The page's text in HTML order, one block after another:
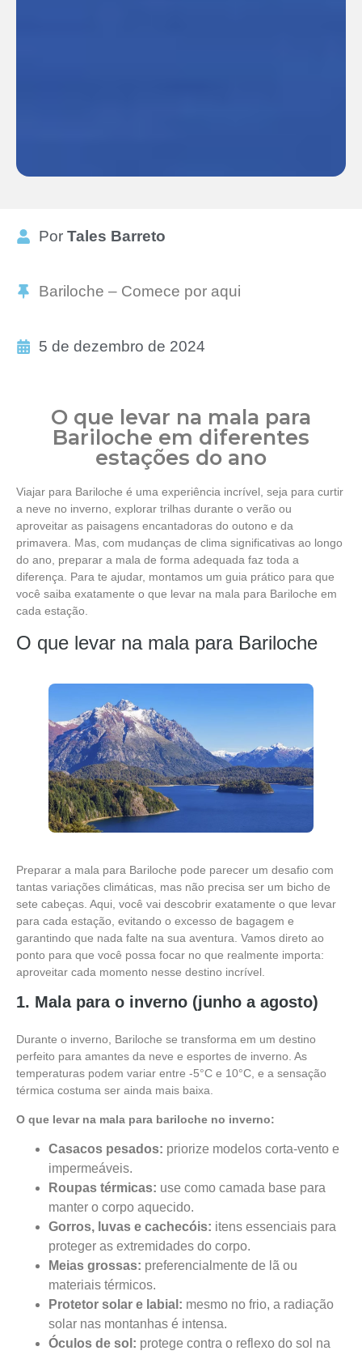
Por Tales Barreto
Bariloche – Comece por aqui
5 de dezembro de 2024
O que levar na mala para
Bariloche em diferentes
estações do ano
Viajar para Bariloche é uma experiência incrível, seja para curtir
a neve no inverno, explorar trilhas durante o verão ou
aproveitar as paisagens encantadoras do outono e da
primavera. Mas, com mudanças de clima significativas ao longo
do ano, preparar a mala de forma adequada faz toda a
diferença. Para te ajudar, montamos um guia prático para que
você saiba exatamente o que levar na mala para Bariloche em
cada estação.
O que levar na mala para Bariloche
Preparar a mala para Bariloche pode parecer um desafio com
tantas variações climáticas, mas não precisa ser um bicho de
sete cabeças. Aqui, você vai descobrir exatamente o que levar
para cada estação, evitando o excesso de bagagem e
garantindo que nada falte na sua aventura. Vamos direto ao
ponto para que você possa focar no que realmente importa:
aproveitar cada momento nesse destino incrível.
1. Mala para o inverno (junho a agosto)
Durante o inverno, Bariloche se transforma em um destino
perfeito para amantes da neve e esportes de inverno. As
temperaturas podem variar entre -5°C e 10°C, e a sensação
térmica costuma ser ainda mais baixa.
O que levar na mala para bariloche no inverno:
Casacos pesados: priorize modelos corta-vento e
impermeáveis.
Roupas térmicas: use como camada base para
manter o corpo aquecido.
Gorros, luvas e cachecóis: itens essenciais para
proteger as extremidades do corpo.
Meias grossas: preferencialmente de lã ou
materiais térmicos.
Protetor solar e labial: mesmo no frio, a radiação
solar nas montanhas é intensa.
Óculos de sol: protege contra o reflexo do sol na